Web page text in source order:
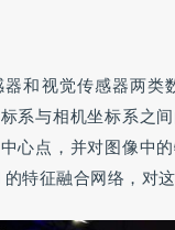
和视觉传感器两
系与相机坐标系之
心点，并对图像中
特征融合网络，对